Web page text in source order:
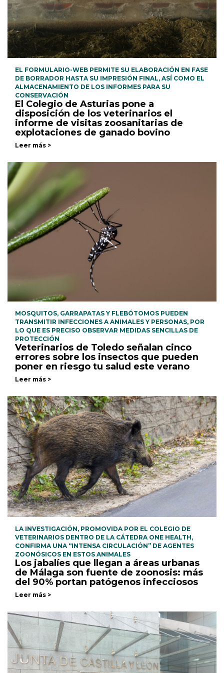
EL FORMULARIO-WEB PERMITE SU ELABORACIÓN EN FASE
DE BORRADOR HASTA SU IMPRESIÓN FINAL, ASÍ COMO EL
ALMACENAMIENTO DE LOS INFORMES PARA SU
CONSERVACIÓN
El Colegio de Asturias pone a
disposición de los veterinarios el
informe de visitas zoosanitarias de
explotaciones de ganado bovino
Leer más >
MOSQUITOS, GARRAPATAS Y FLEBÓTOMOS PUEDEN
TRANSMITIR INFECCIONES A ANIMALES Y PERSONAS, POR
LO QUE ES PRECISO OBSERVAR MEDIDAS SENCILLAS DE
PROTECCIÓN
Veterinarios de Toledo señalan cinco
errores sobre los insectos que pueden
poner en riesgo tu salud este verano
Leer más >
LA INVESTIGACIÓN, PROMOVIDA POR EL COLEGIO DE
VETERINARIOS DENTRO DE LA CÁTEDRA ONE HEALTH,
CONFIRMA UNA “INTENSA CIRCULACIÓN” DE AGENTES
ZOONÓSICOS EN ESTOS ANIMALES
Los jabalíes que llegan a áreas urbanas
de Málaga son fuente de zoonosis: más
del 90% portan patógenos infecciosos
Leer más >